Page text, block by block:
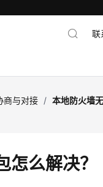
联
商与对接 / 本地防火墙
么解决？